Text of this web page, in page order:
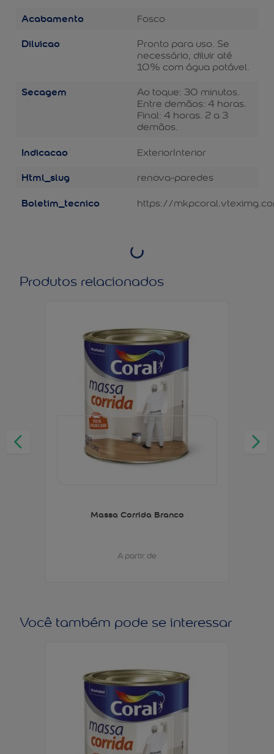
Acabamento Fosco
Diluicao
Pronto para uso. Se
necessário, diluir até
10% com água potável.
Secagem
Ao toque: 30 minutos.
Entre demãos: 4 horas.
Final: 4 horas. 2 a 3
demãos.
Indicacao ExteriorInterior
Html_slug renova-paredes
Boletim_tecnico https://
Produtos relacionados
Massa Corrida Branco
A partir de
Você também pode se interessar